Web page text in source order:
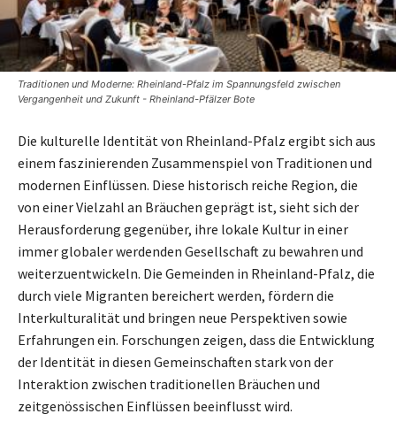
Traditionen und Moderne: Rheinland-Pfalz im Spannungsfeld zwischen
Vergangenheit und Zukunft - Rheinland-Pfälzer Bote
Die kulturelle Identität von Rheinland-Pfalz ergibt sich aus
einem faszinierenden Zusammenspiel von Traditionen und
modernen Einflüssen. Diese historisch reiche Region, die
von einer Vielzahl an Bräuchen geprägt ist, sieht sich der
Herausforderung gegenüber, ihre lokale Kultur in einer
immer globaler werdenden Gesellschaft zu bewahren und
weiterzuentwickeln. Die Gemeinden in Rheinland-Pfalz, die
durch viele Migranten bereichert werden, fördern die
Interkulturalität und bringen neue Perspektiven sowie
Erfahrungen ein. Forschungen zeigen, dass die Entwicklung
der Identität in diesen Gemeinschaften stark von der
Interaktion zwischen traditionellen Bräuchen und
zeitgenössischen Einflüssen beeinflusst wird.